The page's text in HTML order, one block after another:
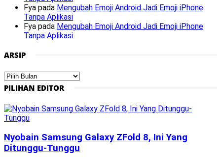
Fya pada Mengubah Emoji Android Jadi Emoji iPhone
Tanpa Aplikasi
Fya pada Mengubah Emoji Android Jadi Emoji iPhone
Tanpa Aplikasi
ARSIP
Arsip
PILIHAN EDITOR
Nyobain Samsung Galaxy ZFold 8, Ini Yang
Ditunggu-Tunggu